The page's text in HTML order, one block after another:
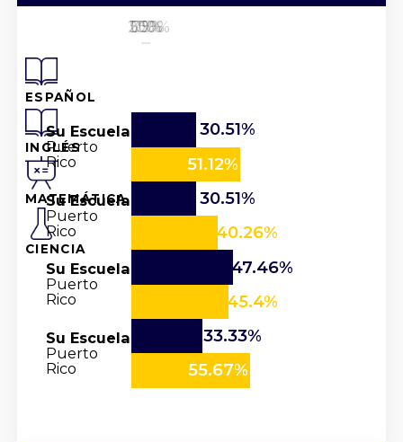
ESPAÑOL
INGLÉS
MATEMÁTICA
CIENCIA
Su Escuela
Puerto
Rico
30.51%
51.12%
Su Escuela
Puerto
Rico
30.51%
40.26%
Su Escuela
Puerto
Rico
47.46%
45.4%
Su Escuela
Puerto
Rico
33.33%
55.67%
0%
25%
50%
75%
100%